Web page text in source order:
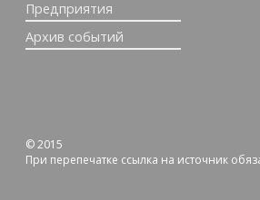
Предприятия
Архив событий
© 2015
При перепечатке ссылка на источник